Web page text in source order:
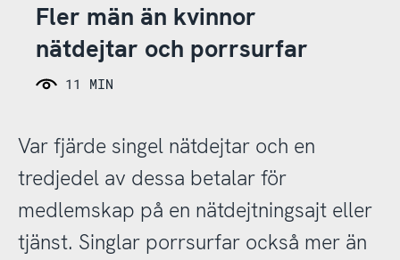
Fler män än kvinnor
nätdejtar och porrsurfar
11 MIN
Var fjärde singel nätdejtar och en
tredjedel av dessa betalar för
medlemskap på en nätdejtningsajt eller
tjänst. Singlar porrsurfar också mer än